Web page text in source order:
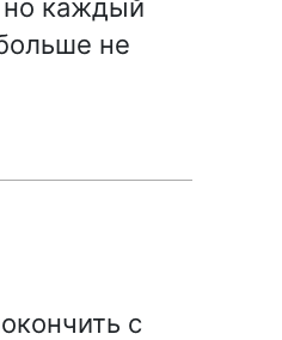
но каждый
не
с